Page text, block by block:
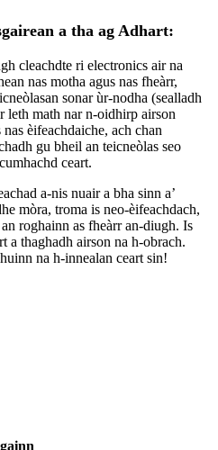
a tha ag Adhart:
cleachdte ri electronics air na
nas motha agus nas fheàrr,
sonar ùr-nodha (sealladh
leth math nar n-oidhirp airson
èifeachdaiche, ach chan
gu bheil an teicneòlas seo
ceart.
a-nis nuair a bha sinn a’
mòra, troma is neo-èifeachdach,
roghainn as fheàrr an-diugh. Is
a thaghadh airson na h-obrach.
na h-innealan ceart sin!